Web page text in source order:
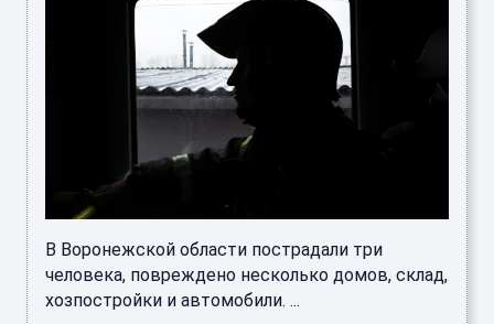
В Воронежской области пострадали три
человека, повреждено несколько домов, склад,
хозпостройки и автомобили. ...